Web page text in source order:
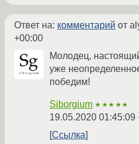
Ответ на: комментарий от
+00:00
Молодец,
уже
победим!
Siborgium ★★★★★
19.05.2020 01:45:09
Ссылка